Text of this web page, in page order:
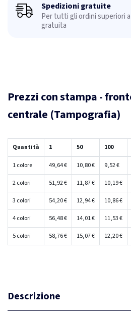
Spedizioni gratuite
Per tutti gli ordini superiori
gratuita
Prezzi con stampa -
centrale (Tampografia)
Quantità 1 50 100
1 colore 49,64 € 10,80 € 9,52 €
2 colori 51,92 € 11,87 € 10,19 €
3 colori 54,20 € 12,94 € 10,86 €
4 colori 56,48 € 14,01 € 11,53 €
5 colori 58,76 € 15,07 € 12,20 €
Descrizione